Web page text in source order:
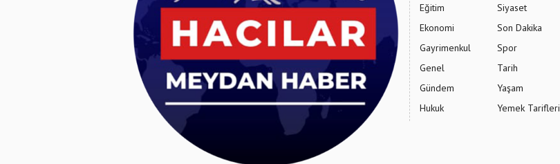
Eğitim
Ekonomi
Gayrimenkul
Genel
Gündem
Hukuk
Siyaset
Son Dakika
Spor
Tarih
Yaşam
Yemek Tarifleri